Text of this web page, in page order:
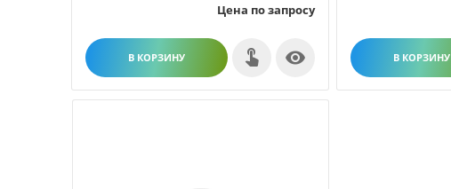
Цена по запросу
В КОРЗИНУ  В КОРЗИНУ